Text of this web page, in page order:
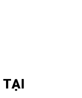
TẠI